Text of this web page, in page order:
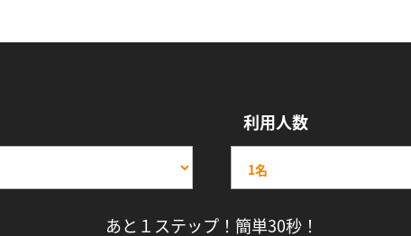
利用人数
あと１ステップ！簡単30秒！